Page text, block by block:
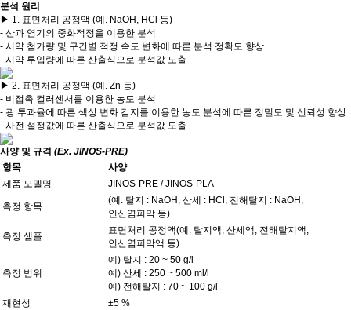
분석 원리
▶ 1. 표면처리 공정액 (예. NaOH, HCl 등)
- 산과 염기의 중화적정을 이용한 분석
- 시약 첨가량 및 구간별 적정 속도 변화에 따른 분석 정확도 향상
- 시약 투입량에 따른 산출식으로 분석값 도출
▶ 2. 표면처리 공정액 (예. Zn 등)
- 비접촉 컬러센서를 이용한 농도 분석
- 광 투과율에 따른 색상 변화 감지를 이용한 농도 분석에 따른 정밀도 및 신뢰성 향상
- 사전 설정값에 따른 산출식으로 분석값 도출
사양 및 규격 (Ex. JINOS-PRE)
항목
사양
제품 모델명
JINOS-PRE / JINOS-PLA
측정 항목
(예. 탈지 : NaOH, 산세 : HCl, 전해탈지 : NaOH,
인산염피막 등)
측정 샘플
표면처리 공정액(예. 탈지액, 산세액, 전해탈지액,
인산염피막액 등)
측정 범위
예) 탈지 : 20 ~ 50 g/l
예) 산세 : 250 ~ 500 ml/l
예) 전해탈지 : 70 ~ 100 g/l
재현성
±5 %